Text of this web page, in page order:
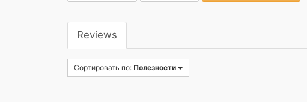
Reviews
Сортировать по: Полезности